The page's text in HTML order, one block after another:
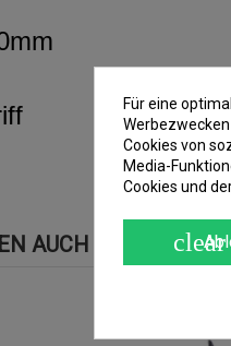
AUCH
Für eine
Cookies von
Media-
Cookies und
clear